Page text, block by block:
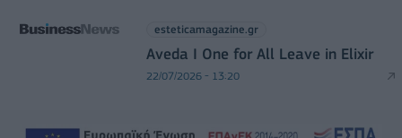
esteticamagazine.gr
Aveda I One for All Leave in Elixir
22/07/2026 - 13:20